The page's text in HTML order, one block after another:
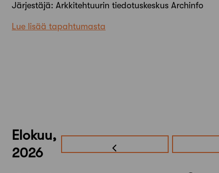
Järjestäjä: Arkkitehtuurin tiedotuskeskus Archinfo
Lue lisää tapahtumasta
Elokuu,
2026